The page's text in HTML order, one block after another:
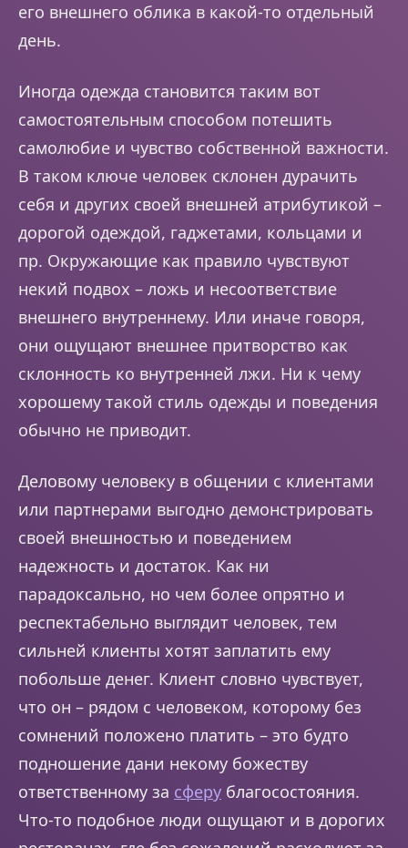
его внешнего облика в какой-то отдельный
день.
Иногда одежда становится таким вот
самостоятельным способом потешить
самолюбие и чувство собственной важности.
В таком ключе человек склонен дурачить
себя и других своей внешней атрибутикой –
дорогой одеждой, гаджетами, кольцами и
пр. Окружающие как правило чувствуют
некий подвох – ложь и несоответствие
внешнего внутреннему. Или иначе говоря,
они ощущают внешнее притворство как
склонность ко внутренней лжи. Ни к чему
хорошему такой стиль одежды и поведения
обычно не приводит.
Деловому человеку в общении с клиентами
или партнерами выгодно демонстрировать
своей внешностью и поведением
надежность и достаток. Как ни
парадоксально, но чем более опрятно и
респектабельно выглядит человек, тем
сильней клиенты хотят заплатить ему
побольше денег. Клиент словно чувствует,
что он – рядом с человеком, которому без
сомнений положено платить – это будто
подношение дани некому божеству
ответственному за сферу благосостояния.
Что-то подобное люди ощущают и в дорогих